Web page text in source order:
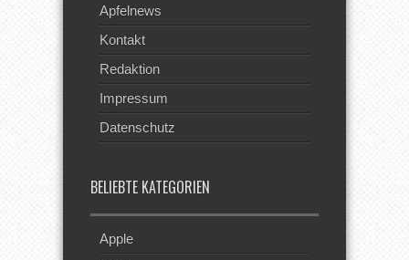
Apfelnews
Kontakt
Redaktion
Impressum
Datenschutz
BELIEBTE KATEGORIEN
Apple